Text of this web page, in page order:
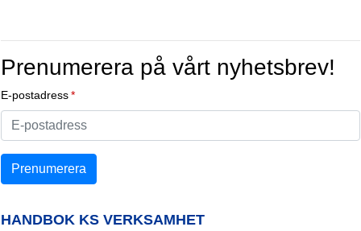
Prenumerera på vårt nyhetsbrev!
E-postadress
HANDBOK KS VERKSAMHET